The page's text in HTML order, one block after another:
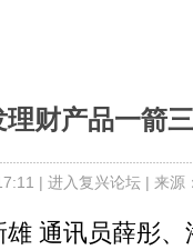
财产品一箭
| 进入复兴论坛 | 来源
通讯员薛彤、